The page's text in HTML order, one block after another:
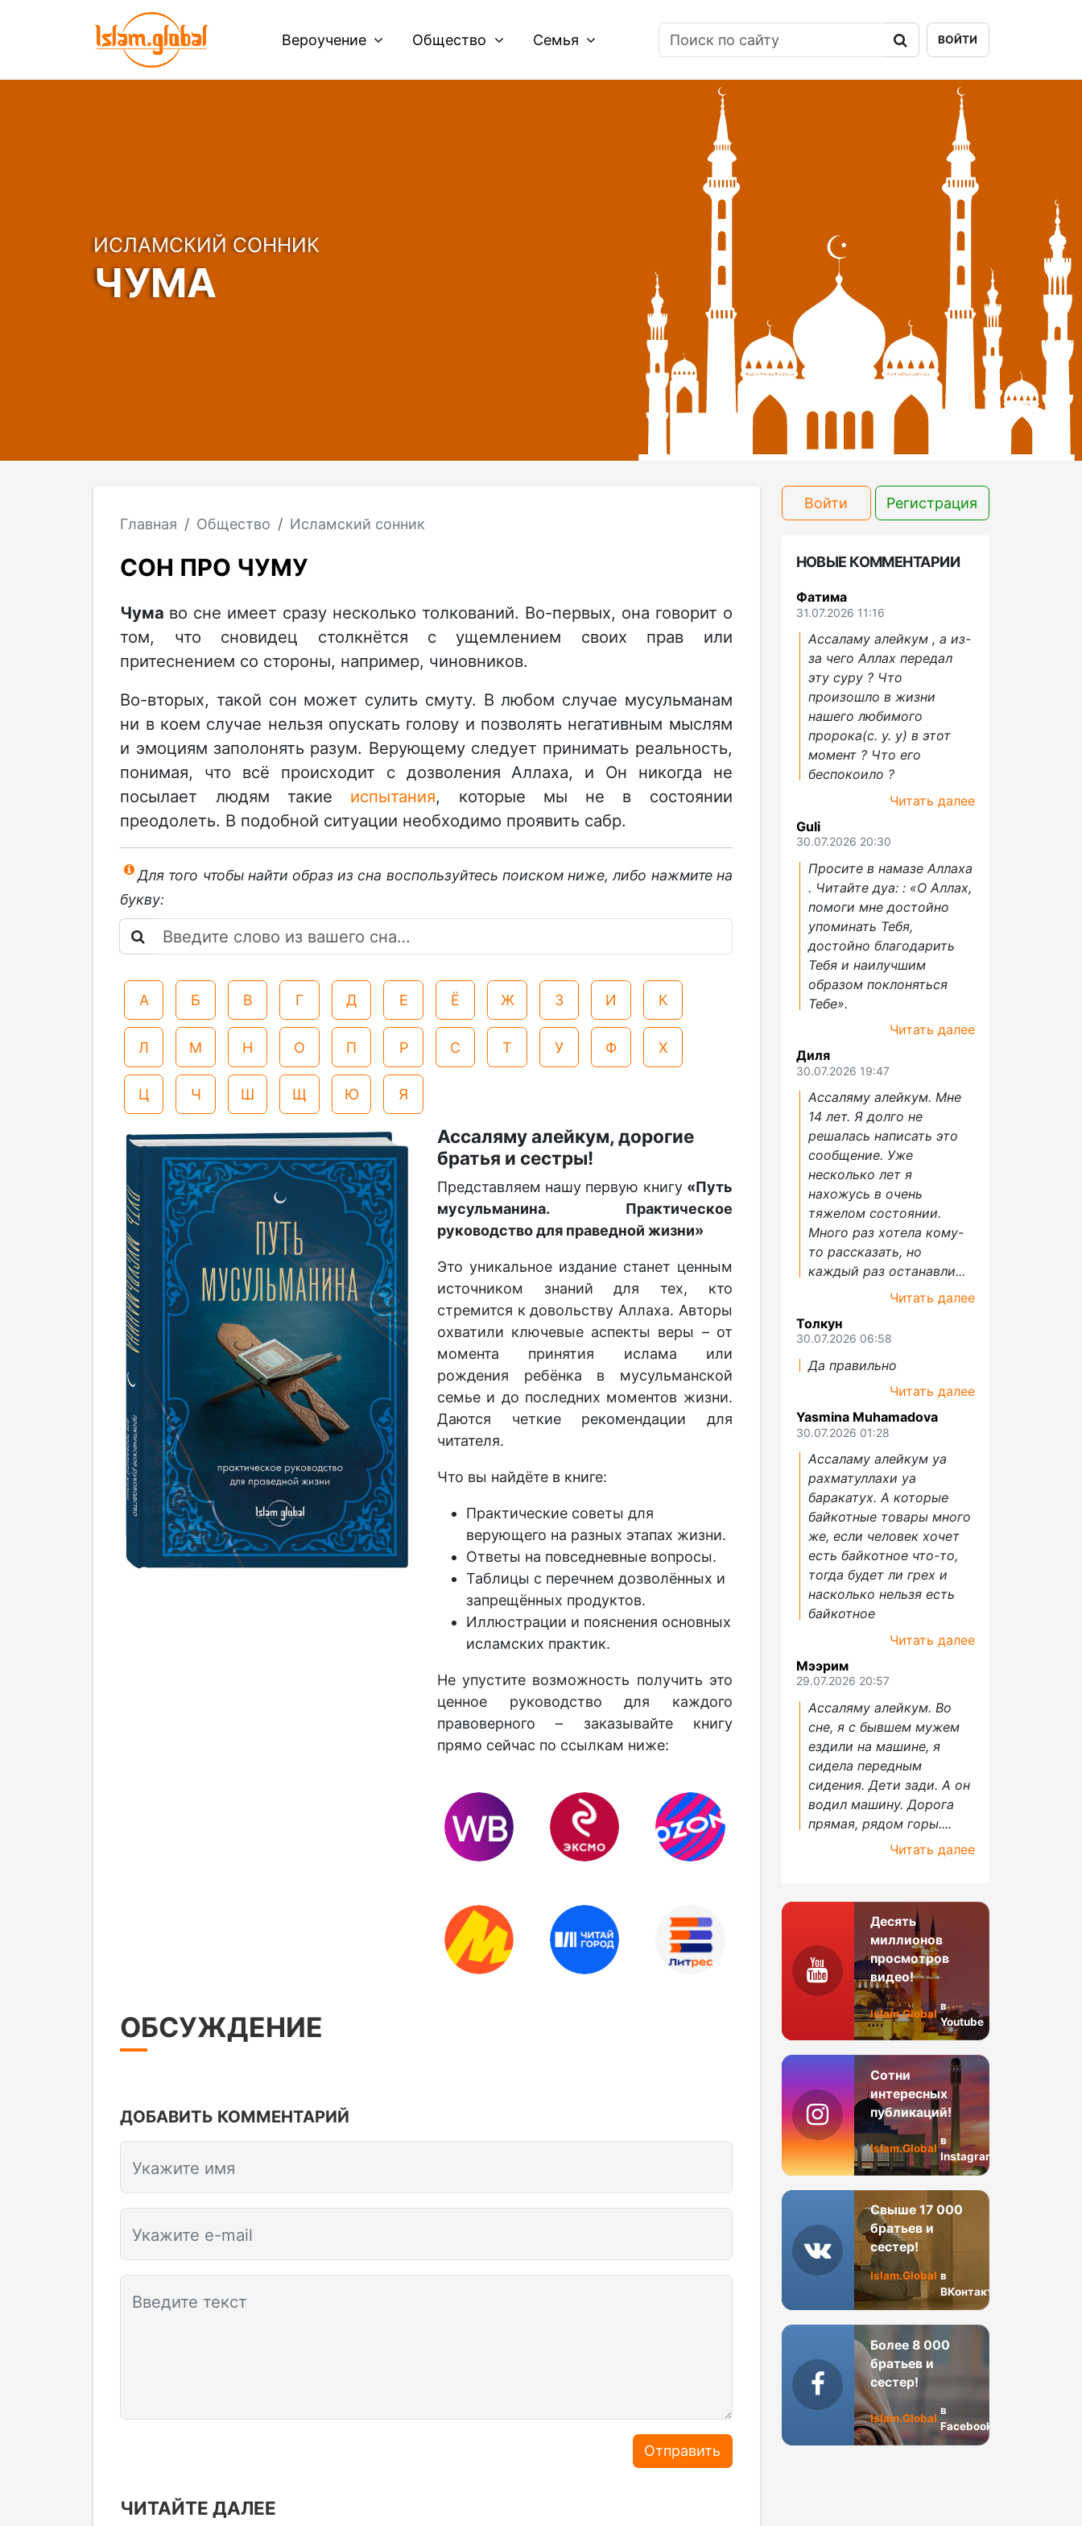
Вероучение Общество Семья ВОЙТИ
ИСЛАМСКИЙ СОННИК
ЧУМА
Главная Общество Исламский сонник
СОН ПРО ЧУМУ
Чума во сне имеет сразу несколько толкований. Во-первых, она говорит о
том, что сновидец столкнётся с ущемлением своих прав или
притеснением со стороны, например, чиновников.
Во-вторых, такой сон может сулить смуту. В любом случае мусульманам
ни в коем случае нельзя опускать голову и позволять негативным мыслям
и эмоциям заполонять разум. Верующему следует принимать реальность,
понимая, что всё происходит с дозволения Аллаха, и Он никогда не
посылает людям такие испытания, которые мы не в состоянии
преодолеть. В подобной ситуации необходимо проявить сабр.
Для того чтобы найти образ из сна воспользуйтесь поиском ниже, либо нажмите на
букву:
А Б В Г Д Е Ё Ж З И К
Л М Н О П Р С Т У Ф Х
Ц Ч Ш Щ Ю Я
Ассаляму алейкум, дорогие
братья и сестры!
Представляем нашу первую книгу «Путь
мусульманина. Практическое
руководство для праведной жизни»
Это уникальное издание станет ценным
источником знаний для тех, кто
стремится к довольству Аллаха. Авторы
охватили ключевые аспекты веры – от
момента принятия ислама или
рождения ребёнка в мусульманской
семье и до последних моментов жизни.
Даются четкие рекомендации для
читателя.
Что вы найдёте в книге:
Практические советы для
верующего на разных этапах жизни.
Ответы на повседневные вопросы.
Таблицы с перечнем дозволённых и
запрещённых продуктов.
Иллюстрации и пояснения основных
исламских практик.
Не упустите возможность получить это
ценное руководство для каждого
правоверного – заказывайте книгу
прямо сейчас по ссылкам ниже:
ОБСУЖДЕНИЕ
ДОБАВИТЬ КОММЕНТАРИЙ
Укажите имя
Укажите e-mail
Введите текст
Отправить
ЧИТАЙТЕ ДАЛЕЕ
Войти Регистрация
НОВЫЕ КОММЕНТАРИИ
Фатима
31.07.2026 11:16
Ассаламу алейкум , а из-
за чего Аллах передал
эту суру ? Что
произошло в жизни
нашего любимого
пророка(с. у. у) в этот
момент ? Что его
беспокоило ?
Читать далее
Guli
30.07.2026 20:30
Просите в намазе Аллаха
. Читайте дуа: : «О Аллах,
помоги мне достойно
упоминать Тебя,
достойно благодарить
Тебя и наилучшим
образом поклоняться
Тебе».
Читать далее
Диля
30.07.2026 19:47
Ассаляму алейкум. Мне
14 лет. Я долго не
решалась написать это
сообщение. Уже
несколько лет я
нахожусь в очень
тяжелом состоянии.
Много раз хотела кому-
то рассказать, но
каждый раз останавли...
Читать далее
Толкун
30.07.2026 06:58
Да правильно
Читать далее
Yasmina Muhamadova
30.07.2026 01:28
Ассаламу алейкум уа
рахматуллахи уа
баракатух. А которые
байкотные товары много
же, если человек хочет
есть байкотное что-то,
тогда будет ли грех и
насколько нельзя есть
байкотное
Читать далее
Мээрим
29.07.2026 20:57
Ассаляму алейкум. Во
сне, я с бывшем мужем
ездили на машине, я
сидела передным
сидения. Дети зади. А он
водил машину. Дорога
прямая, рядом горы....
Читать далее
Десять
миллионов
просмотров
видео!
Islam.Global
в
Youtube
Сотни
интересных
публикаций!
Islam.Global
в
Instagram
Свыше 17 000
братьев и
сестер!
Islam.Global в
ВКонтакте
Более 8 000
братьев и
сестер!
Islam.Global
в
Facebook